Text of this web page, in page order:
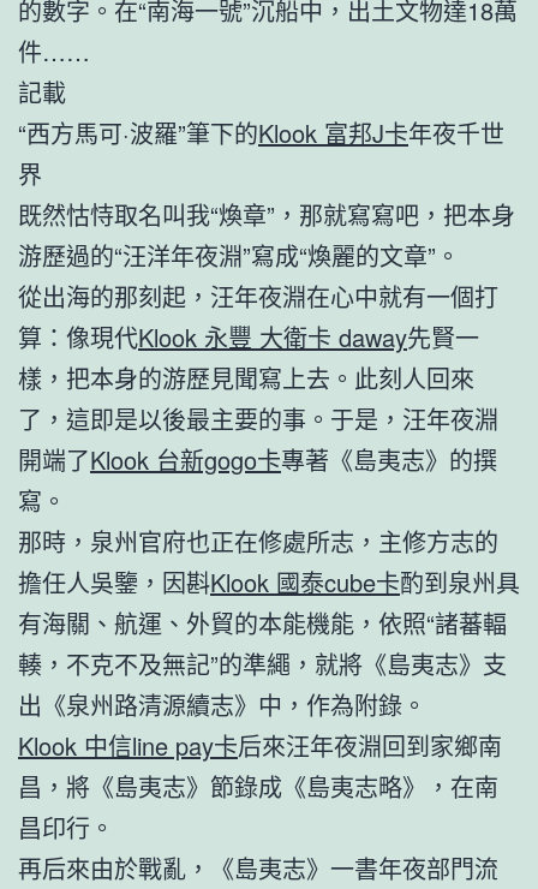
的數字。在“南海一號”沉船中，出土文物達18萬
件……
記載
“西方馬可·波羅”筆下的Klook 富邦J卡年夜千世
界
既然怙恃取名叫我“煥章”，那就寫寫吧，把本身
游歷過的“汪洋年夜淵”寫成“煥麗的文章”。
從出海的那刻起，汪年夜淵在心中就有一個打
算：像現代Klook 永豐 大衛卡 daway先賢一
樣，把本身的游歷見聞寫上去。此刻人回來
了，這即是以後最主要的事。于是，汪年夜淵
開端了Klook 台新gogo卡專著《島夷志》的撰
寫。
那時，泉州官府也正在修處所志，主修方志的
擔任人吳鑒，因斟Klook 國泰cube卡酌到泉州具
有海關、航運、外貿的本能機能，依照“諸蕃輻
輳，不克不及無記”的準繩，就將《島夷志》支
出《泉州路清源續志》中，作為附錄。
Klook 中信line pay卡后來汪年夜淵回到家鄉南
昌，將《島夷志》節錄成《島夷志略》，在南
昌印行。
再后來由於戰亂，《島夷志》一書年夜部門流